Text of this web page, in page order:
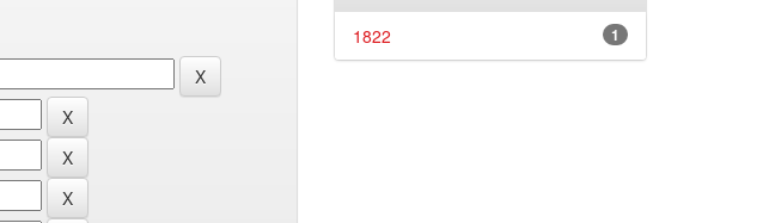
1
1822